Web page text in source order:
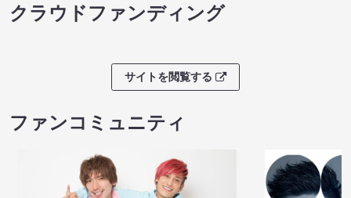
クラウドファンディング
サイトを閲覧する
ファンコミュニティ